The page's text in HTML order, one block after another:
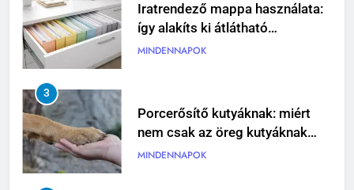
Iratrendező mappa használata:
így alakíts ki átlátható
dokumentumkezelést
MINDENNAPOK
3
Porcerősítő kutyáknak: miért
nem csak az öreg kutyáknak
fontos?
MINDENNAPOK